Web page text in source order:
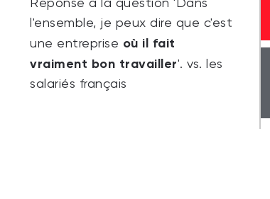
Réponse à la question 'Dans
l'ensemble, je peux dire que c'est
une entreprise où il fait
vraiment bon travailler'. vs. les
salariés français